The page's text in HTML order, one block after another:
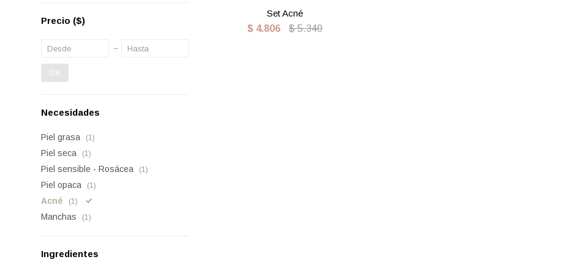
Set Acné
$ 4.806 $ 5.340
Precio ($)
OK
Necesidades
Piel grasa (1)
Piel seca (1)
Piel sensible - Rosácea (1)
Piel opaca (1)
Acné (1)
Manchas (1)
Ingredientes